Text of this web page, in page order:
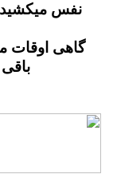
نفس
گاهی اوقات